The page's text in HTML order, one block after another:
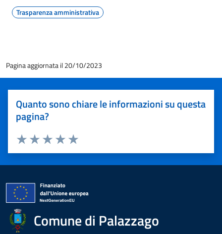
Trasparenza amministrativa
Pagina aggiornata il 20/10/2023
Quanto sono chiare le informazioni su questa
pagina?
Valuta 5 stelle su 5
Valuta 4 stelle su 5
Valuta 3 stelle su 5
Valuta 2 stelle su 5
Valuta 1 stelle su 5
Comune di Palazzago